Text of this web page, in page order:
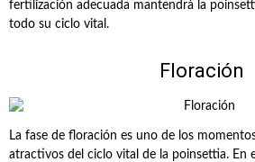
fertilización adecuada mantendrá la
todo su ciclo vital.
Floración
La fase de floración es uno de los
atractivos del ciclo vital de la poinsettia. En